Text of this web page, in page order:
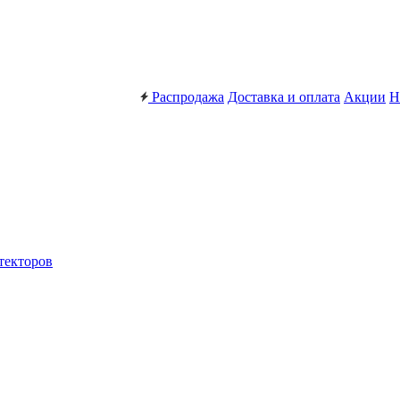
Распродажа Доставка и оплата Акции